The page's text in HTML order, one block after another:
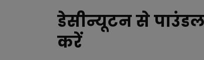
डेसीन्यूटन से पाउंडल
करें